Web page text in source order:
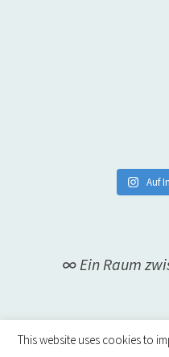
Auf
∞ Ein Raum
This website uses cookies to